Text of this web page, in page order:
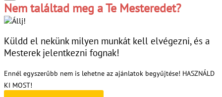
Nem találtad meg a Te Mesteredet?
Küldd el nekünk milyen munkát kell elvégezni, és a
Mesterek jelentkezni fognak!
Ennél egyszerűbb nem is lehetne az ajánlatok begyűjtése! HASZNÁLD
KI MOST!